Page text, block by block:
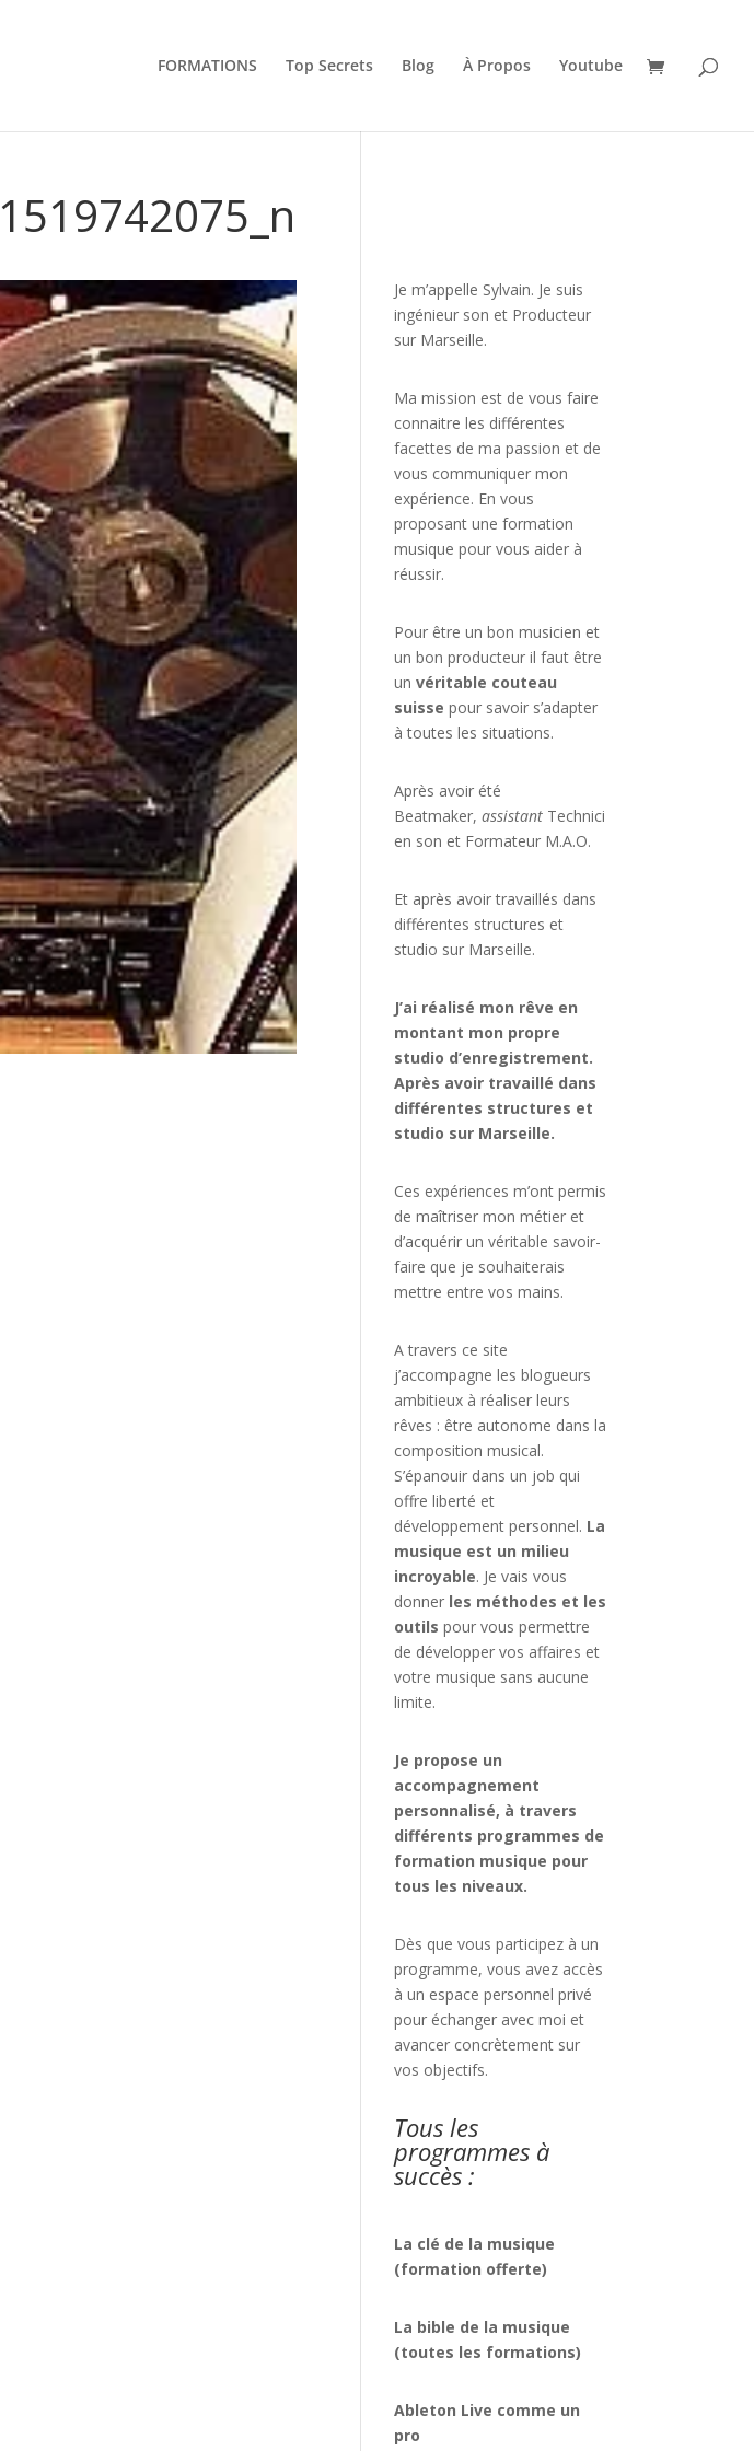
FORMATIONS Top Secrets Blog À Propos Youtube
Je m’appelle Sylvain. Je suis
ingénieur son et Producteur
sur Marseille.
Ma mission est de vous faire
connaitre les différentes
facettes dema passion et de
vous communiquer mon
expérience. En vous
proposant une formation
musique pour vous aider à
réussir.
Pour être un bon musicien et
un bon producteur il faut être
unvéritable couteau
suisse pour savoir s’adapter
à toutes les situations.
Après avoir été
Beatmaker,assistant Technici
en son et Formateur M.A.O.
Et après avoir travaillés dans
différentes structures et
studio sur Marseille.
J’ai réalisé mon rêve en
montant mon propre
studio d’enregistrement.
Après avoir travaillé dans
différentes structures et
studio sur Marseille.
Ces expériences m’ont permis
de maîtriser mon métier et
d’acquérir un véritable savoir-
faire que je souhaiterais
mettre entre vos mains.
A travers ce site
j’accompagne les blogueurs
ambitieux à réaliser leurs
rêves : être autonome dans la
composition musical.
S’épanouir dans un job qui
offre liberté et
développement personnel. La
musique est un milieu
incroyable. Je vais vous
donner les méthodes et les
outils pour vous permettre
de développer vos affaires et
votre musique sans aucune
limite.
Je propose un
accompagnement
personnalisé, à travers
différents programmes de
formation musique pour
tous les niveaux.
Dès que vous participez à un
programme, vous avez accès
à un espace personnel privé
pour échanger avec moi et
avancer concrètement sur
vos objectifs.
Tous les
programmes à
succès :
La clé de la musique
(formation offerte)
La bible de la musique
(toutes les formations)
Ableton Live comme un
pro